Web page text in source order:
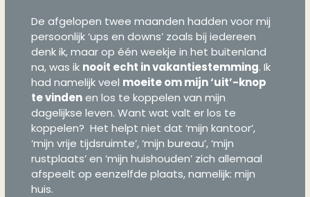
De afgelopen twee maanden hadden voor mij
persoonlijk ‘ups en downs’ zoals bij iedereen
denk ik, maar op één weekje in het buitenland
na, was ik nooit echt in vakantiestemming. Ik
had namelijk veel moeite om mijn ‘uit’-knop
te vindenen los te koppelen van mijn
dagelijkse leven. Want wat valt er los te
koppelen? Het helpt niet dat ‘mijn kantoor’,
‘mijn vrije tijdsruimte’, ‘mijn bureau’, ‘mijn
rustplaats’ en ‘mijn huishouden’ zich allemaal
afspeelt op eenzelfde plaats, namelijk: mijn
huis.